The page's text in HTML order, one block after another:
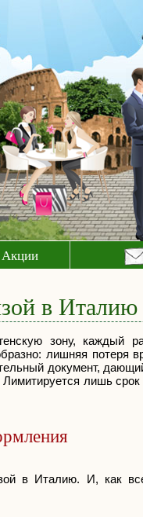
Акции
в Италию
зону, каждый
лишняя потеря
документ,
лишь
в Италию. И, как